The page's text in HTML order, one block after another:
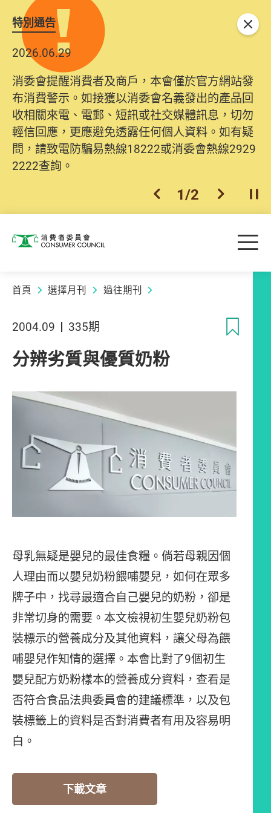
特別通告
2026.06.29
消委會提醒消費者及商戶，本會僅於官方網站發
布消費警示。如接獲以消委會名義發出的產品回
收相關來電、電郵、短訊或社交媒體訊息，切勿
輕信回應，更應避免透露任何個人資料。如有疑
問，請致電防騙易熱線18222或消委會熱線2929
2222查詢。
上一個
1/2 下一個開
關閉
消費者委員會 目
首頁 選擇月刊 過往期刊
2004.09 335期
分辨劣質與優質奶粉
母乳無疑是嬰兒的最佳食糧。倘若母親因個
人理由而以嬰兒奶粉餵哺嬰兒，如何在眾多
牌子中，找尋最適合自己嬰兒的奶粉，卻是
非常切身的需要。本文檢視初生嬰兒奶粉包
裝標示的營養成分及其他資料，讓父母為餵
哺嬰兒作知情的選擇。本會比對了9個初生
嬰兒配方奶粉樣本的營養成分資料，查看是
否符合食品法典委員會的建議標準，以及包
裝標籤上的資料是否對消費者有用及容易明
白。
下載文章